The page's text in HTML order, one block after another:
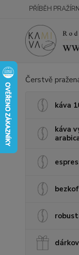
PŘÍBĚH
Čerstvě
káva
káva